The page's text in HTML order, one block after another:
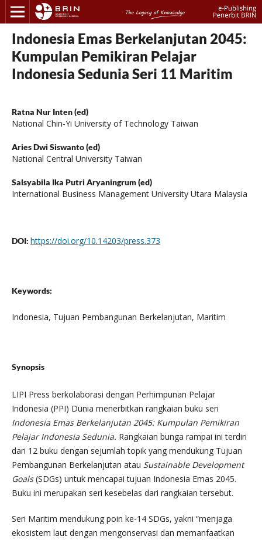
Indonesia Emas Berkelanjutan 2045:
Kumpulan Pemikiran Pelajar
Indonesia Sedunia Seri 11 Maritim
Ratna Nur Inten (ed)
National Chin-Yi University of Technology Taiwan
Aries Dwi Siswanto (ed)
National Central University Taiwan
Salsyabila Ika Putri Aryaningrum (ed)
International Business Management University Utara Malaysia
DOI: https://doi.org/10.14203/press.373
Keywords:
Indonesia, Tujuan Pembangunan Berkelanjutan, Maritim
Synopsis
LIPI Press berkolaborasi dengan Perhimpunan Pelajar
Indonesia (PPI) Dunia menerbitkan rangkaian buku seri
Indonesia Emas Berkelanjutan 2045: Kumpulan Pemikiran
Pelajar Indonesia Sedunia. Rangkaian bunga rampai ini terdiri
dari 12 buku dengan sejumlah topik yang mendukung Tujuan
Pembangunan Berkelanjutan atau Sustainable Development
Goals(SDGs) untuk mencapai tujuan Indonesia Emas 2045.
Buku ini merupakan seri kesebelas dari rangkaian tersebut.
Seri Maritim mendukung poin ke-14 SDGs, yakni “menjaga
ekosistem laut dengan mengonservasi dan memanfaatkan